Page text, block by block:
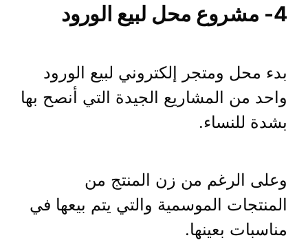
4- مشروع محل لبيع الورود
بدء محل ومتجر إلكتروني لبيع الورود
واحد من المشاريع الجيدة التي أنصح بها
بشدة للنساء.
وعلى الرغم من زن المنتج من
المنتجات الموسمية والتي يتم بيعها في
مناسبات بعينها.